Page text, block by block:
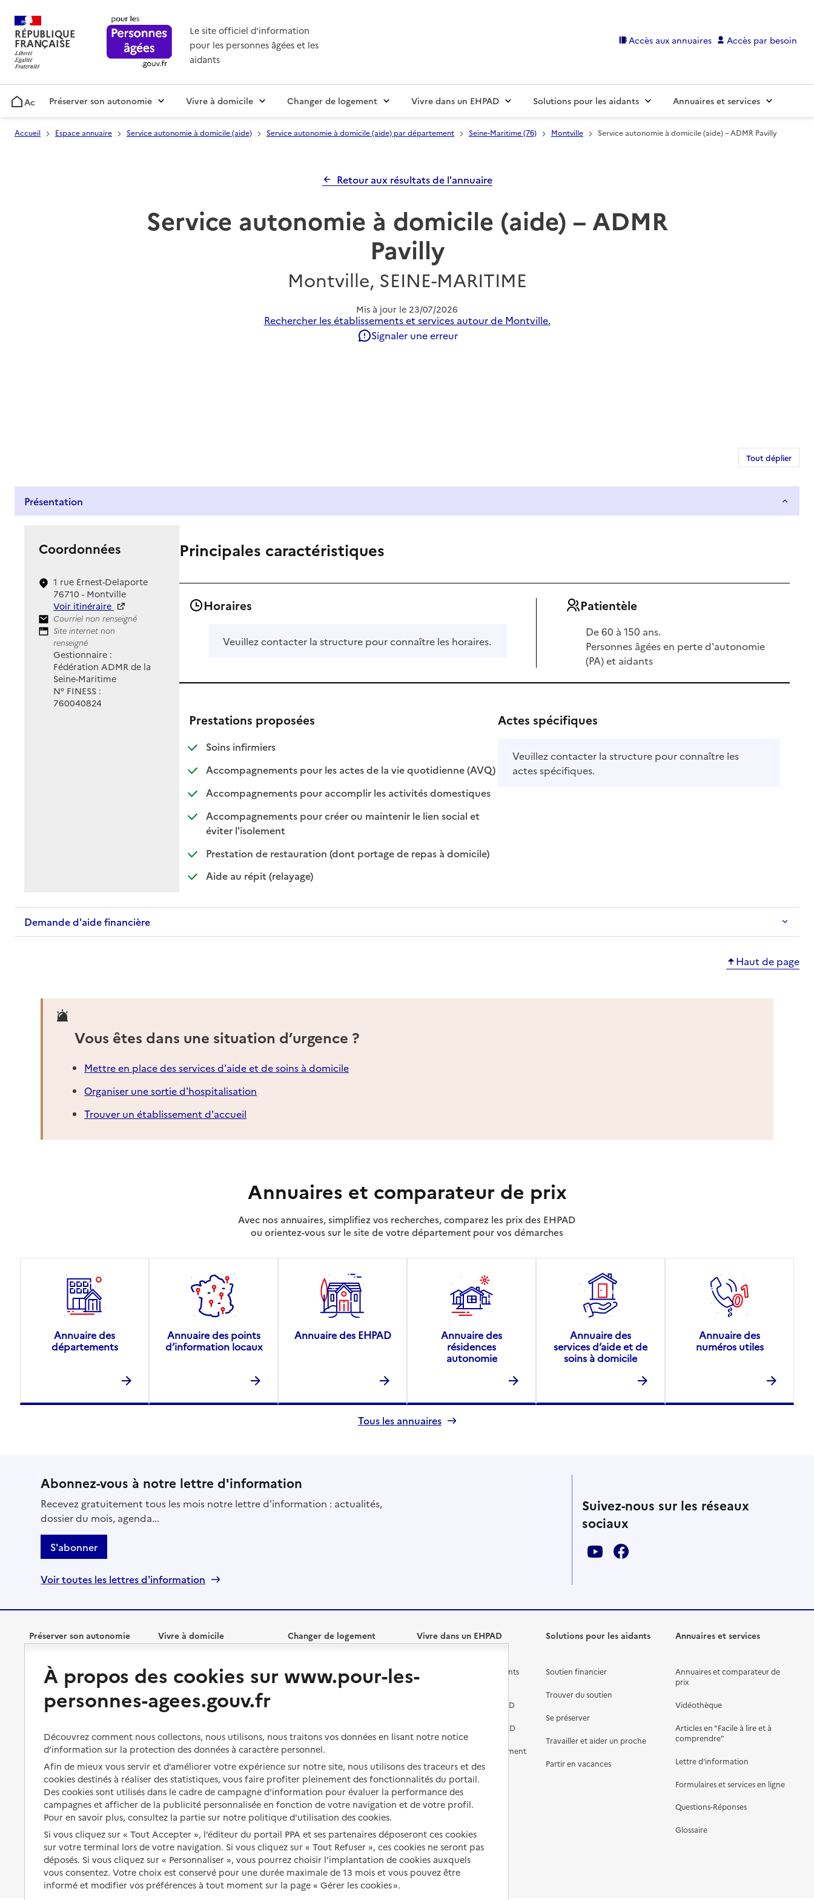
RÉPUBLIQUE
FRANÇAISE
Le site officiel d'information
pour les personnes âgées et les
aidants
Accès aux annuaires Accès par besoin
AccueilPréserver son autonomie Vivre à domicile Changer de logement Vivre dans un EHPAD Solutions pour les aidants Annuaires et services
Accueil Espace annuaire Service autonomie à domicile (aide) Service autonomie à domicile (aide) par département Seine-Maritime (76) Montville Service autonomie à domicile (aide) – ADMR Pavilly
Retour aux résultats de l'annuaire
Service autonomie à domicile (aide) – ADMR
Pavilly
Montville, SEINE-MARITIME
Mis à jour le 23/07/2026
Rechercher les établissements et services autour de Montville.
Signaler une erreur
Tout déplier
Présentation
Coordonnées
1 rue Ernest-Delaporte
76710 - Montville
Voir itinéraire
Contact
Courriel non renseigné
Site Internet
Site internet non
renseigné
Gestionnaire :
Fédération ADMR de la
Seine-Maritime
N° FINESS :
760040824
Principales caractéristiques
Horaires
Veuillez contacter la structure pour connaître les horaires.
Patientèle
De 60 à 150 ans.
Personnes âgées en perte d'autonomie
(PA) et aidants
Prestations proposées
Soins infirmiers: disponible
: non disponible
Accompagnements pour les actes de la vie quotidienne (AVQ): disponible
: non disponible
Accompagnements pour accomplir les activités domestiques: disponible
: non disponible
Accompagnements pour créer ou maintenir le lien social et
éviter l'isolement: disponible
: non disponible
Prestation de restauration (dont portage de repas à domicile): disponible
: non disponible
Aide au répit (relayage): disponible
: non disponible
Actes spécifiques
Veuillez contacter la structure pour connaître les
actes spécifiques.
Demande d'aide financière
Haut de page
Vous êtes dans une situation d’urgence ?
Mettre en place des services d'aide et de soins à domicile
Organiser une sortie d'hospitalisation
Trouver un établissement d'accueil
Annuaires et comparateur de prix
Avec nos annuaires, simplifiez vos recherches, comparez les prix des EHPAD
ou orientez-vous sur le site de votre département pour vos démarches
Annuaire des
départements
Annuaire des points
d’information locaux
Annuaire des EHPAD
Annuaire des
résidences
autonomie
Annuaire des
services d’aide et de
soins à domicile
Annuaire des
numéros utiles
Tous les annuaires
Abonnez-vous à notre lettre d'information
Recevez gratuitement tous les mois notre lettre d'information : actualités,
dossier du mois, agenda...
S'abonner
Voir toutes les lettres d'information
Suivez-nous sur les réseaux
sociaux
Préserver son autonomie
Perte d'autonomie : évaluation
et droits
Aménager son logement et
s'équiper
Préserver son autonomie et sa
santé
Organiser à l'avance sa propre
protection
Les mesures de protection
À qui s’adresser ?
Les politiques du grand âge
Vivre à domicile
Bénéficier d'aide à domicile
Bénéficier de soins à domicile
Solutions d'accueil temporaire
Partager son logement
Vivre à domicile avec une
maladie ou un handicap
Être hospitalisé
Fin de vie à domicile
Changer de logement
Les questions à se poser
Vivre en accueil familial
Autres solutions de logement
Vivre dans un EHPAD
Les différents établissements
médicalisés
Préparer l'entrée en EHPAD
Aides financières en EHPAD
Prévention, accompagnement
Comprendre les prix en
EHPAD
Fin de vie en EHPAD
Solutions pour les aidants
Soutien financier
Trouver du soutien
Se préserver
Travailler et aider un proche
Partir en vacances
Annuaires et services
Annuaires et comparateur de
prix
Vidéothèque
Articles en "Facile à lire et à
comprendre"
Lettre d'information
Formulaires et services en ligne
Questions-Réponses
Glossaire
À propos des cookies sur www.pour-les-
personnes-agees.gouv.fr
Découvrez comment nous collectons, nous utilisons, nous traitons vos données en lisant notre notice
d’information sur la protection des données à caractère personnel.
Afin de mieux vous servir et d’améliorer votre expérience sur notre site, nous utilisons des traceurs et des
cookies destinés à réaliser des statistiques, vous faire profiter pleinement des fonctionnalités du portail.
Des cookies sont utilisés dans le cadre de campagne d’information pour évaluer la performance des
campagnes et afficher de la publicité personnalisée en fonction de votre navigation et de votre profil.
Pour en savoir plus, consultez la partie sur notre politique d'utilisation des cookies.
Si vous cliquez sur « Tout Accepter », l’éditeur du portail PPA et ses partenaires déposeront ces cookies
sur votre terminal lors de votre navigation. Si vous cliquez sur « Tout Refuser », ces cookies ne seront pas
déposés. Si vous cliquez sur « Personnaliser », vous pourrez choisir l’implantation de cookies auxquels
vous consentez. Votre choix est conservé pour une durée maximale de 13 mois et vous pouvez être
informé et modifier vos préférences à tout moment sur la page « Gérer les cookies ».